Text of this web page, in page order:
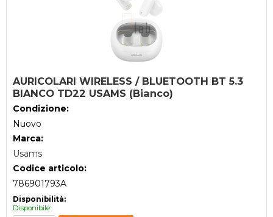
AURICOLARI WIRELESS / BLUETOOTH BT 5.3
BIANCO TD22 USAMS (Bianco)
Condizione:
Nuovo
Marca:
Usams
Codice articolo:
786901793A
Disponibilità:
Disponibile